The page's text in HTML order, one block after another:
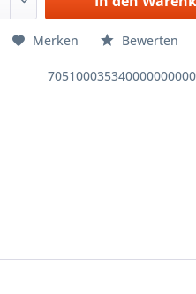
Merken Bewerten